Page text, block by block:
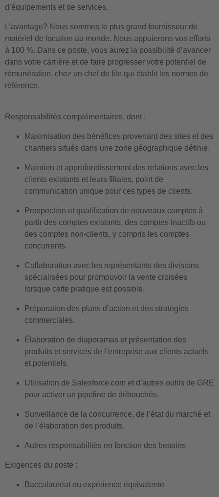
d’équipements et de services.
L’avantage? Nous sommes le plus grand fournisseur de
matériel de location au monde. Nous appuierons vos efforts
à 100 %. Dans ce poste, vous aurez la possibilité d’avancer
dans votre carrière et de faire progresser votre potentiel de
rémunération, chez un chef de file qui établit les normes de
référence.
Responsabilités complémentaires, dont :
Maximisation des bénéfices provenant des sites et des
chantiers situés dans une zone géographique définie.
Maintien et approfondissement des relations avec les
clients existants et leurs filiales, point de
communication unique pour ces types de clients.
Prospection et qualification de nouveaux comptes à
partir des comptes existants, des comptes inactifs ou
des comptes non-clients, y compris les comptes
concurrents.
Collaboration avec les représentants des divisions
spécialisées pour promouvoir la vente croisées
lorsque cette pratique est possible.
Préparation des plans d’action et des stratégies
commerciales.
Élaboration de diaporamas et présentation des
produits et services de l’entreprise aux clients actuels
et potentiels.
Utilisation de Salesforce.com et d’autres outils de GRE
pour activer un pipeline de débouchés.
Surveillance de la concurrence, de l’état du marché et
de l’élaboration des produits.
Autres responsabilités en fonction des besoins
Exigences du poste :
Baccalauréat ou expérience équivalente